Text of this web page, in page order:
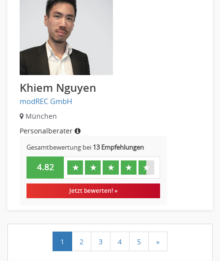
Khiem Nguyen
modREC GmbH
München
Personalberater
Gesamtbewertung bei 13 Empfehlungen
4.82 ★ ★ ★ ★ ★
Jetzt bewerten! »
1 2 3 4 5 »